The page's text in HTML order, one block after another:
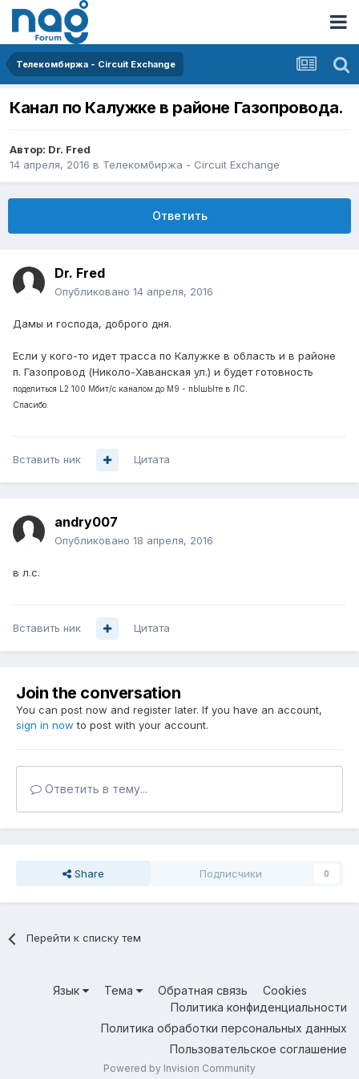
Телекомбиржа - Circuit Exchange
Канал по Калужке в районе Газопровода.
Автор: Dr. Fred
14 апреля, 2016 в Телекомбиржа - Circuit Exchange
Ответить
Dr. Fred
Опубликовано 14 апреля, 2016
Дамы и господа, доброго дня.
Если у кого-то идет трасса по Калужке в область и в районе
п. Газопровод (Николо-Хаванская ул.) и будет готовность
поделиться L2 100 Мбит/с каналом до М9 - пЫшЫте в ЛС.
Спасибо.
Вставить ник Цитата
andry007
Опубликовано 18 апреля, 2016
в л.с.
Вставить ник Цитата
Join the conversation
You can post now and register later. If you have an account,
sign in now to post with your account.
Ответить в тему...
Share Подписчики 0
Перейти к списку тем
Язык Тема Обратная связь
Cookies
Политика конфиденциальности
Политика обработки персональных данных
Пользовательское соглашение
Powered by Invision Community